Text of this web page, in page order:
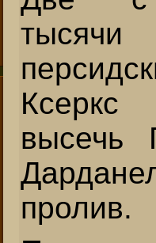
высечь
пролив.